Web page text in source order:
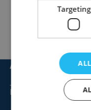
gewinnenSie
Betriebsfläche.
Artikel
Dienstleistungen
Targeting